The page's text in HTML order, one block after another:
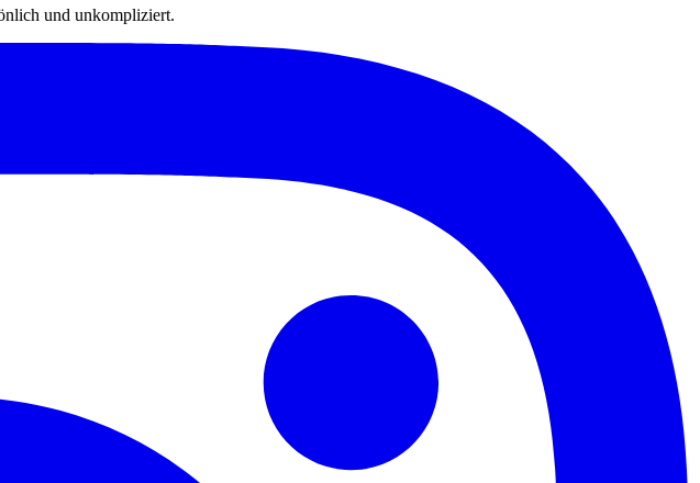
und unkompliziert.